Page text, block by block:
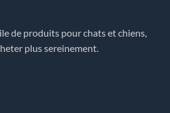
de produits pour chats et chiens,
plus sereinement.